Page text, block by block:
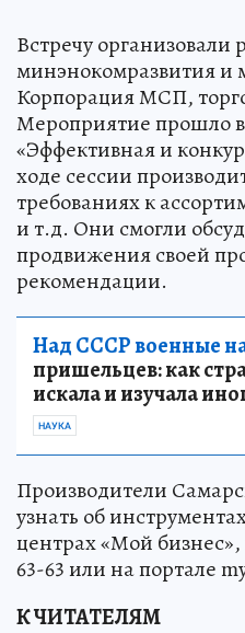
Встречу организовали
минэнокомразвития и
Корпорация МСП,
Мероприятие прошло
«Эффективная и
ходе сессии
требованиях к
и т.д. Они смогли
продвижения своей
рекомендации.
Над СССР военные
пришельцев: как
искала и изучала
НАУКА
Производители
узнать об
центрах «Мой бизнес»,
63-63 или на портале
К ЧИТАТЕЛЯМ